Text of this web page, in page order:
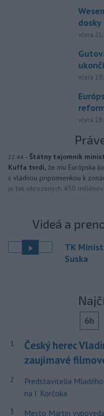
včera
včera
včera
22:44 - Štátny tajomník
Kuffa tvrdí, že mu Európska
s vládnou pripomienkou k
je tak ohrozených 450
Videá a
TK
Suska
6h
1
Český herec
zaujímavé
2
Predstavitelia
na I. Korčoka
3 Mesto Martin